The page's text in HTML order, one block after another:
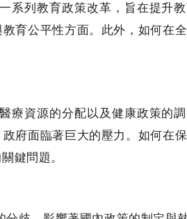
系列教育政策改革，旨在提升
育公平性方面。此外，如何在
療資源的分配以及健康政策的
府面臨著巨大的壓力。如何在
鍵問題。